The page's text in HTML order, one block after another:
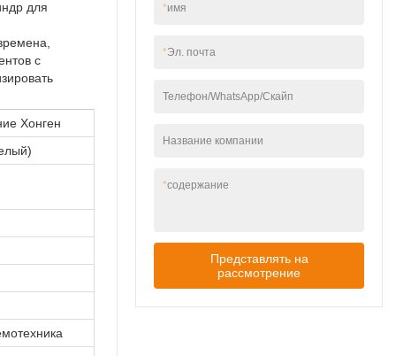
для
с
Хонген
преимуществ,
независимо
*имя
*Эл. почта
Телефон/WhatsApp/Скайп
Название компании
*содержание
Представлять на
рассмотрение